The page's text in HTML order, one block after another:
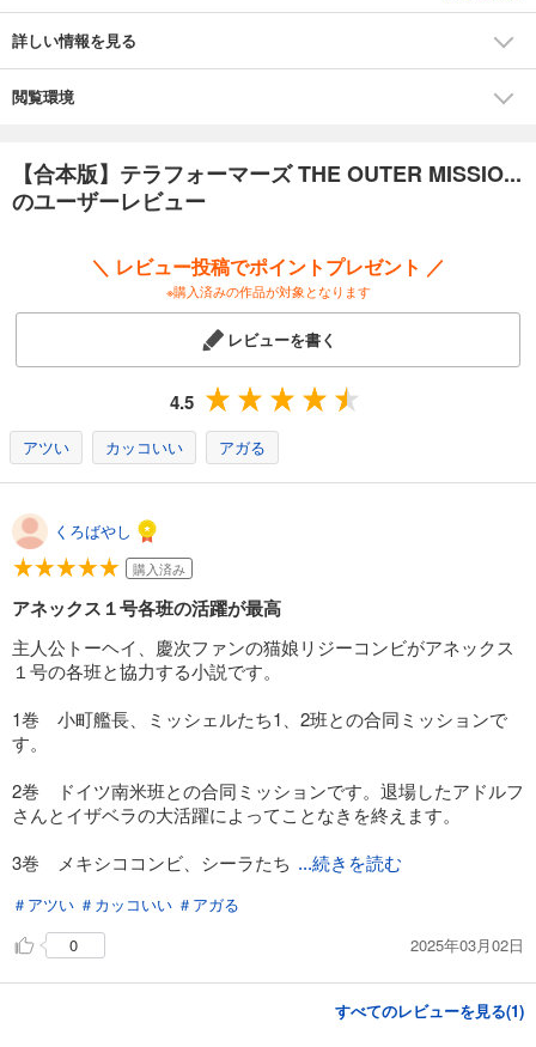
詳しい情報を見る
閲覧環境
【合本版】テラフォーマーズ THE OUTER MISSIO...
のユーザーレビュー
＼ レビュー投稿でポイントプレゼント ／
※購入済みの作品が対象となります
レビューを書く
4.5
アツい カッコいい アガる
くろばやし
購入済み
アネックス１号各班の活躍が最高
主人公トーヘイ、慶次ファンの猫娘リジーコンビがアネックス
１号の各班と協力する小説です。
1巻 小町艦長、ミッシェルたち1、2班との合同ミッションで
す。
2巻 ドイツ南米班との合同ミッションです。退場したアドルフ
さんとイザベラの大活躍によってことなきを終えます。
3巻 メキシココンビ、シーラたち ...続きを読む
＃アツい ＃カッコいい ＃アガる
0
2025年03月02日
すべてのレビューを見る(1)